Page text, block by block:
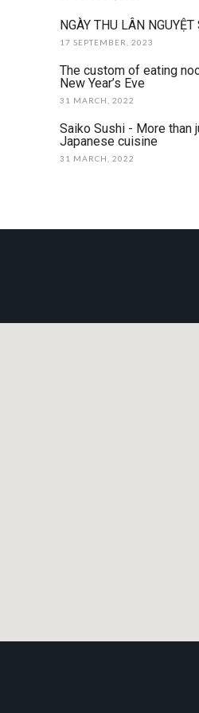
NGÀY THU LÂN
17 SEPTEMBER, 2023
The custom of eating
New Year’s Eve
31 MARCH, 2022
Saiko Sushi - More than
Japanese cuisine
31 MARCH, 2022